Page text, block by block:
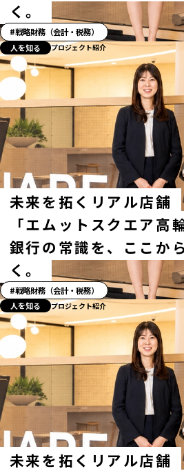
く。
「ス
ト
ー
リ
ー」
ハ
ッ
シ
ュ
タ
戦略財務（会計・税務）
未来を拓くリアル店舗
「エムットスクエア高
銀行の常識を、ここか
く。
人を知る プロジェクト紹介
「ス
ト
ー
リ
ー」
ハ
ッ
シ
ュ
タ
戦略財務（会計・税務）
未来を拓くリアル店舗
人を知る プロジェクト紹介